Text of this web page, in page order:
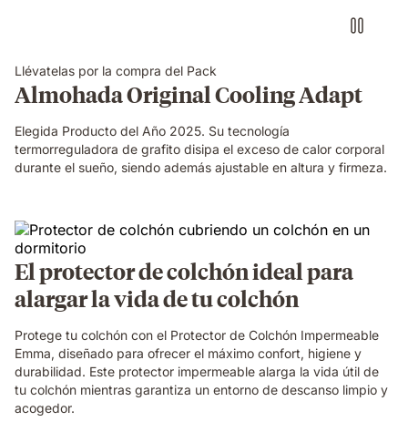
su
firmeza
y
Llévatelas por la compra del Pack
Almohada Original Cooling Adapt
Elegida Producto del Año 2025. Su tecnología
termorreguladora de grafito disipa el exceso de calor corporal
durante el sueño, siendo además ajustable en altura y firmeza.
El protector de colchón ideal para
alargar la vida de tu colchón
Protege tu colchón con el Protector de Colchón Impermeable
Emma, diseñado para ofrecer el máximo confort, higiene y
durabilidad. Este protector impermeable alarga la vida útil de
tu colchón mientras garantiza un entorno de descanso limpio y
acogedor.